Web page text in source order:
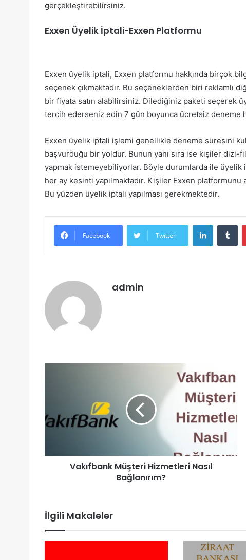
gerçekleştirebilirsiniz.
Exxen Üyelik İptali-Exxen Platformu
Exxen üyelik iptali, Exxen platformu hakkında birçok
seçenek çıkmaktadır. Bu seçeneklerden biri reklamlı
bir fiyata satın alabilirsiniz. Dilediğiniz paketi seçerek
tercih ederseniz edin 7 gün boyunca ücretsiz deneme
Exxen üyelik iptali işlemi genellikle deneme süresini
başvurduğu bir yoldur. Bunun yanı sıra ise kişiler dizi-
yapmak istemeyebiliyorlar. Böyle durumlarda ile üyelik
her ay kesinti yapılmaktadır. Kişiler Exxen
Bu yüzden üyelik iptali yapılması gerekmektedir.
Facebook Twitter
LinkedIn
admin
Vakıfbank Müşteri Hizmetleri Nasıl
Bağlanırım?
İlgili Makaleler